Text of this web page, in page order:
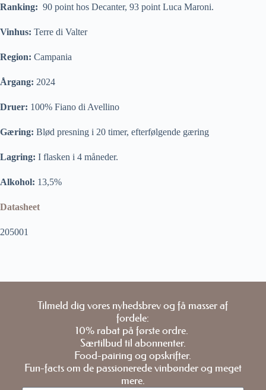
Ranking: 90 point hos Decanter, 93 point Luca Maroni.
Vinhus: Terre di Valter
Region: Campania
Årgang: 2024
Druer: 100% Fiano di Avellino
Gæring: Blød presning i 20 timer, efterfølgende gæring
Lagring: I flasken i 4 måneder.
Alkohol: 13,5%
Datasheet
205001
Tilmeld dig vores nyhedsbrev og få masser af
fordele:
10% rabat på første ordre.
Særtilbud til abonnenter.
Food-pairing og opskrifter.
Fun-facts om de passionerede vinbønder og meget
mere.